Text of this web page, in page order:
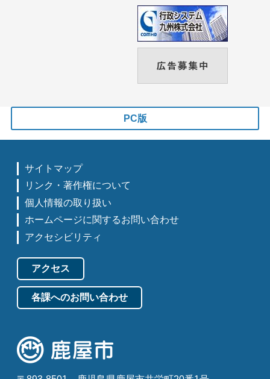
PC版
サイトマップ
リンク・著作権について
個人情報の取り扱い
ホームページに関するお問い合わせ
アクセシビリティ
アクセス
各課へのお問い合わせ